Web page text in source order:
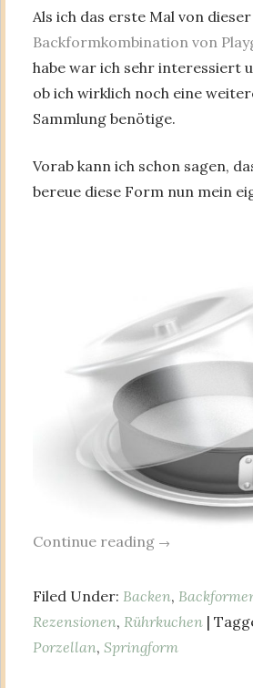
Als ich das erste Mal von dieser
Backformkombination von
habe war ich sehr interessiert
ob ich wirklich noch eine
Sammlung benötige.
Vorab kann ich schon sagen,
bereue diese Form nun mein
Continue reading →
Filed Under: Backen,
Rezensionen, Rührkuchen |
Porzellan, Springform